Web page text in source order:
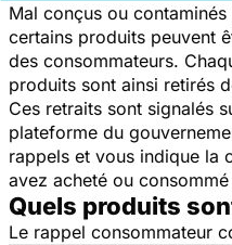
Mal conçus ou
certains produits peuvent
des consommateurs.
produits sont ainsi retirés
Ces retraits sont signalés
plateforme du
rappels et vous indique la
avez acheté ou
Quels produits
Le rappel consommateur